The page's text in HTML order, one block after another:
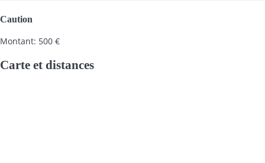
Caution
Montant: 500 €
Carte et distances